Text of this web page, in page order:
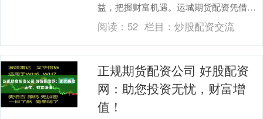
益，把握财富机遇。运城期货配资凭借其
专业服务和灵活方案期货配资app，为投资
者提供强有力的....
阅读： 52 栏目： 炒股配资交流
正规期货配资公司 好股配资
网：助您投资无忧，财富增
值！